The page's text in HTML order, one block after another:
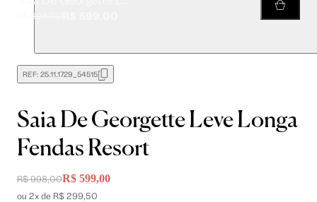
R$ 998,00
REF: 25.11.1729_54515
Saia De Georgette Leve Longa
Fendas Resort
R$ 998,00R$ 599,00
ou 2x de R$ 299,50